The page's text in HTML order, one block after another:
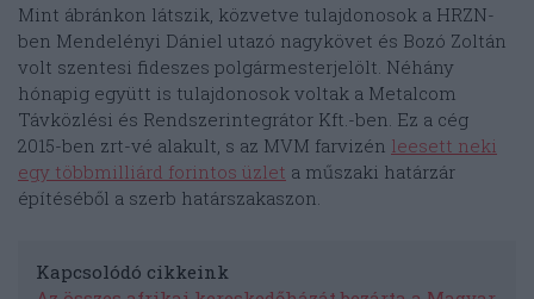
Mint ábránkon látszik, közvetve tulajdonosok a HRZN-
ben Mendelényi Dániel utazó nagykövet és Bozó Zoltán
volt szentesi fideszes polgármesterjelölt. Néhány
hónapig együtt is tulajdonosok voltak a Metalcom
Távközlési és Rendszerintegrátor Kft.-ben. Ez a cég
2015-ben zrt-vé alakult, s az MVM farvizén leesett neki
egy többmilliárd forintos üzlet a műszaki határzár
építéséből a szerb határszakaszon.
Kapcsolódó cikkeink